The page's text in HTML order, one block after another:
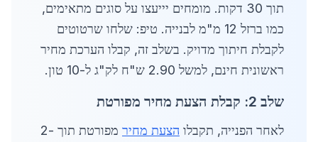
תוך 30 דקות. מומחים יייעצו על סוגים מתאימים,
כמו ברזל 12 מ"מ לבנייה. טיפ: שלחו שרטוטים
לקבלת חיתוך מדויק. בשלב זה, קבלו הערכת מחיר
ראשונית חינם, למשל 2.90 ש"ח לק"ג ל-10 טון.
שלב 2: קבלת הצעת מחיר מפורטת
לאחר הפנייה, תקבלו הצעת מחיר
מפורטת תוך 2-